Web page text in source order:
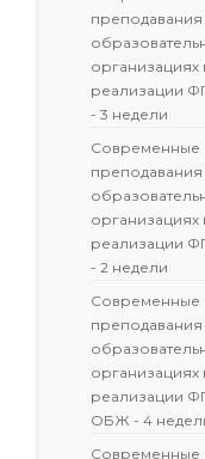
преподавания
организациях
реализации
- 3 недели
Современные
преподавания
организациях
реализации
- 2 недели
Современные
преподавания
организациях
реализации
ОБЖ - 4
Современные